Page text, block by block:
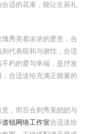
适的花束，能让生辰礼
秀美着浓浓的爱意，合
代表暄和与谢忱，合适
朽的爱与幸福，是抒发
合适送给充满正能量的
，而百合则秀美皑皑与
锐网络工作室合适送给